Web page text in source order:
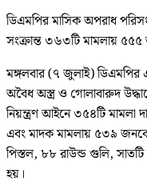
ডিএমপির মাসিক অপরাধ
সংক্রান্ত ৩৬৩টি মামলায়
মঙ্গলবার (৭ জুলাই) ডিএমপির
অবৈধ অস্ত্র ও গোলাবারুদ
নিয়ন্ত্রণ আইনে ৩৫৪টি মামলা
এবং মাদক মামলায় ৫৩৯ জনকে
পিস্তল, ৮৮ রাউন্ড গুলি, সাতটি
হয়।